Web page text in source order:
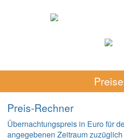
Preise
Preis-Rechner
Übernachtungspreis in Euro für
angegebenen Zeitraum